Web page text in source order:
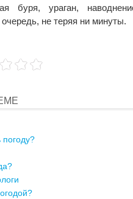
буря, ураган,
не теряя ни минуты.